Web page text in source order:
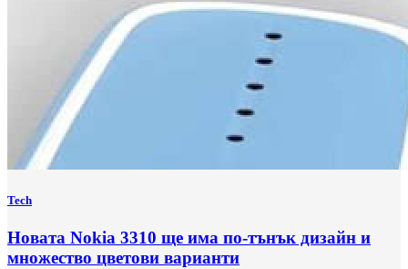
Tech
Новата Nokia 3310 ще има по-тънък дизайн и
множество цветови варианти